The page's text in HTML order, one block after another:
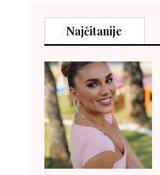
Najčitanije